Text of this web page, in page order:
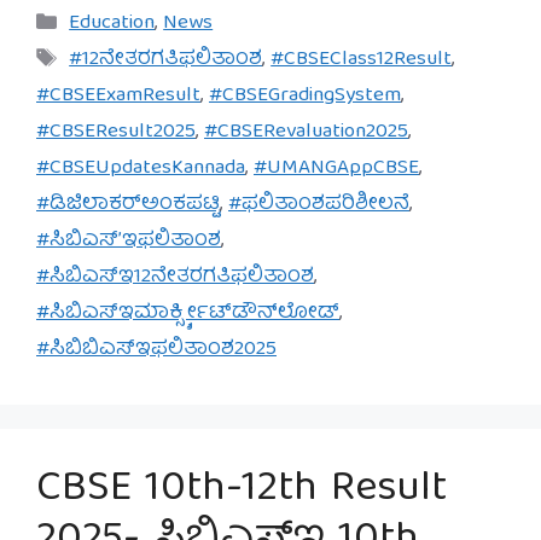
Categories
Education,News
Tags
#12ನೇತರಗತಿಫಲಿತಾಂಶ,#CBSEClass12Result,
#CBSEExamResult,#CBSEGradingSystem,
#CBSEResult2025,#CBSERevaluation2025,
#CBSEUpdatesKannada,#UMANGAppCBSE,
#ಡಿಜಿಲಾಕರ್‌ಅಂಕಪಟ್ಟಿ,#ಫಲಿತಾಂಶಪರಿಶೀಲನೆ,
#ಸಿಬಿಎಸ್’ಇಫಲಿತಾಂಶ,
#ಸಿಬಿಎಸ್‌ಇ12ನೇತರಗತಿಫಲಿತಾಂಶ,
#ಸಿಬಿಎಸ್‌ಇಮಾರ್ಕ್ಸ್ಶೀಟ್‌ಡೌನ್‌ಲೋಡ್,
#ಸಿಬಿಬಿಎಸ್‌ಇಫಲಿತಾಂಶ2025
CBSE 10th-12th Result